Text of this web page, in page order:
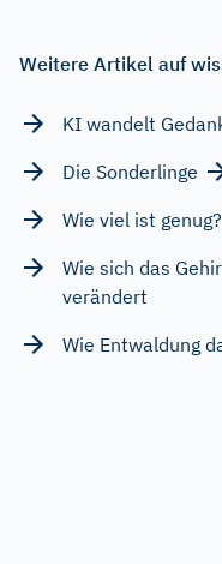
Weitere Artikel auf
KI wandelt
Die Sonderlinge
Wie viel ist genug?
Wie sich das
verändert
Wie Entwaldung